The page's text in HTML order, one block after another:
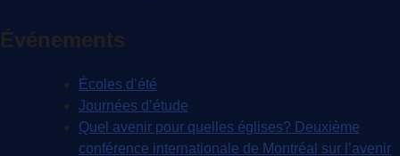
Événements
Écoles d’été
Journées d’étude
Quel avenir pour quelles églises? Deuxième
conférence internationale de Montréal sur l’avenir